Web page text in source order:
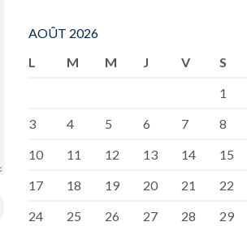
AOÛT 2026
L
M M J V S
1
3
4 5 6 7 8
10
11 12 13 14 15
17
18 19 20 21 22
24
25 26 27 28 29